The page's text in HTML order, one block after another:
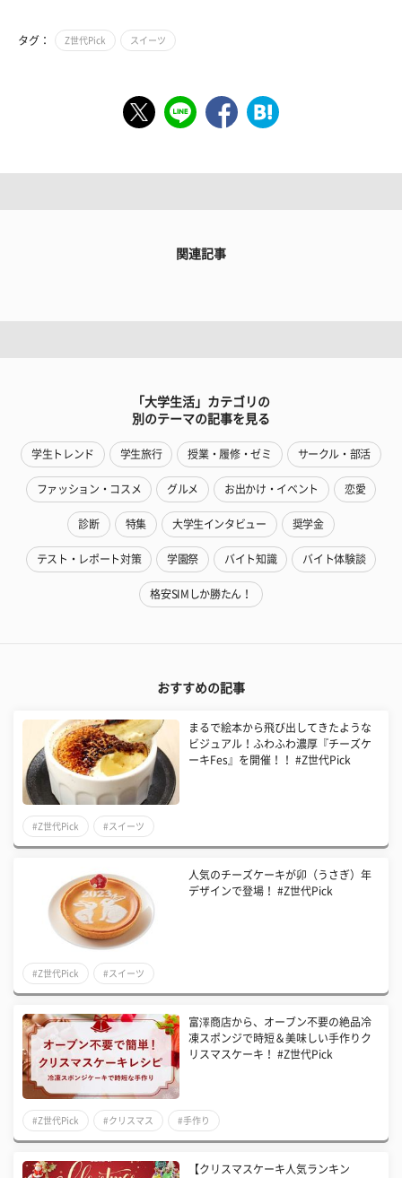
タグ： Z世代Pick スイーツ
関連記事
「大学生活」カテゴリの
別のテーマの記事を見る
学生トレンド 学生旅行 授業・履修・ゼミ サークル・部活
ファッション・コスメ グルメ お出かけ・イベント 恋愛
診断 特集 大学生インタビュー 奨学金
テスト・レポート対策 学園祭 バイト知識 バイト体験談
格安SIMしか勝たん！
おすすめの記事
まるで絵本から飛び出してきたような
ビジュアル！ふわふわ濃厚『チーズケ
ーキFes』を開催！！ #Z世代Pick
#Z世代Pick #スイーツ
人気のチーズケーキが卯（うさぎ）年
デザインで登場！ #Z世代Pick
#Z世代Pick #スイーツ
富澤商店から、オーブン不要の絶品冷
凍スポンジで時短＆美味しい手作りク
リスマスケーキ！ #Z世代Pick
#Z世代Pick #クリスマス #手作り
【クリスマスケーキ人気ランキン